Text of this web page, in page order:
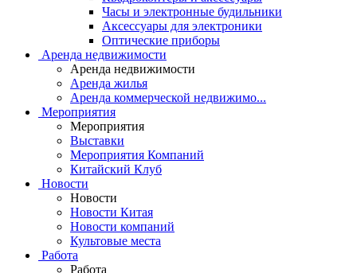
Часы и электронные будильники
Аксессуары для электроники
Оптические приборы
Аренда недвижимости
Аренда недвижимости
Аренда жилья
Аренда коммерческой недвижимо...
Мероприятия
Мероприятия
Выставки
Мероприятия Компаний
Китайский Клуб
Новости
Новости
Новости Китая
Новости компаний
Культовые места
Работа
Работа